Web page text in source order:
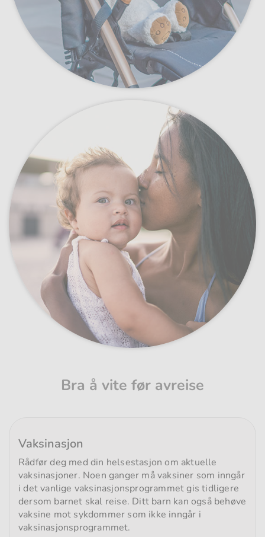
Bra å vite før avreise
Vaksinasjon
Rådfør deg med din helsestasjon om aktuelle
vaksinasjoner. Noen ganger må vaksiner som inngår
i det vanlige vaksinasjonsprogrammet gis tidligere
dersom barnet skal reise. Ditt barn kan også behøve
vaksine mot sykdommer som ikke inngår i
vaksinasjonsprogrammet.